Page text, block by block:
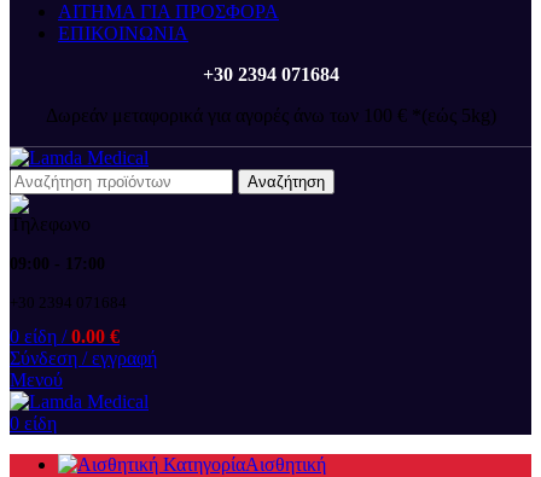
ΑΙΤΗΜΑ ΓΙΑ ΠΡΟΣΦΟΡΑ
ΕΠΙΚΟΙΝΩΝΙΑ
+30 2394 071684
Δωρεάν μεταφορικά για αγορές άνω των 100 € *(εώς 5kg)
Αναζήτηση
09:00 - 17:00
+30 2394 071684
0 είδη / 0.00 €
Σύνδεση / εγγραφή
Μενού
0 είδη
Αισθητική